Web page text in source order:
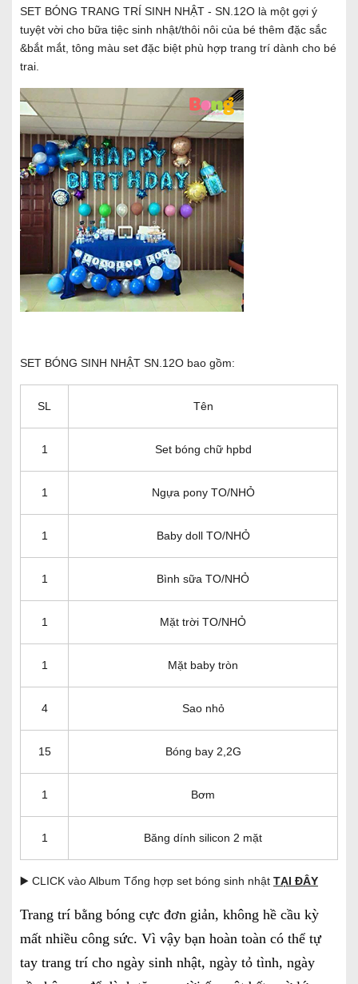
SET BÓNG TRANG TRÍ SINH NHẬT - SN.12O là một gợi ý
tuyệt vời cho bữa tiệc sinh nhật/thôi nôi của bé thêm đặc sắc
&bắt mắt, tông màu set đặc biệt phù hợp trang trí dành cho bé
trai.
SET BÓNG SINH NHẬT SN.12O bao gồm:
SL Tên
1 Set bóng chữ hpbd
1 Ngựa pony TO/NHỎ
1 Baby doll TO/NHỎ
1 Bình sữa TO/NHỎ
1 Mặt trời TO/NHỎ
1 Mặt baby tròn
4 Sao nhỏ
15 Bóng bay 2,2G
1 Bơm
1 Băng dính silicon 2 mặt
▶️ CLICK vào Album Tổng hợp set bóng sinh nhật TẠI ĐÂY
Trang trí bằng bóng cực đơn giản, không hề cầu kỳ
mất nhiều công sức. Vì vậy bạn hoàn toàn có thể tự
tay trang trí cho ngày sinh nhật, ngày tỏ tình, ngày